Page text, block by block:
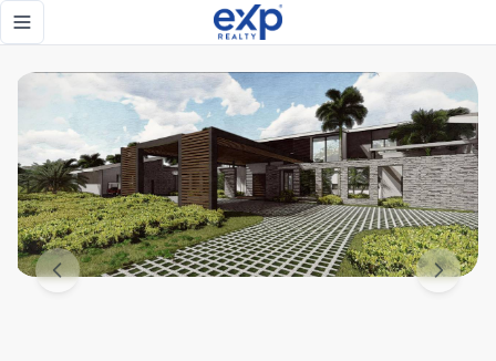
Toggle navigation menu
Venta de villa de lujo de 7 habitaciones, ubicada en Cap